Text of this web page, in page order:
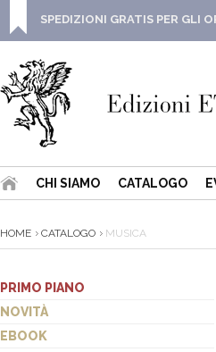
SPEDIZIONI GRATIS PER GLI
CHI SIAMO CATALOGO
HOME CATALOGO MUSICA
PRIMO PIANO
NOVITÀ
EBOOK